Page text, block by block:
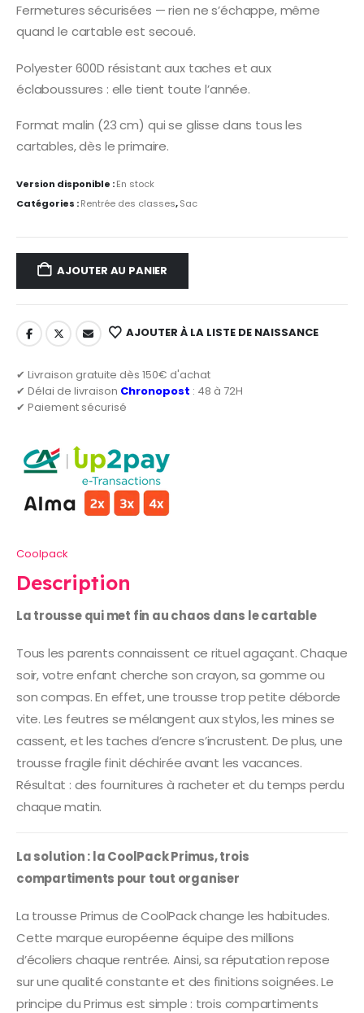
Fermetures sécurisées — rien ne s’échappe, même
quand le cartable est secoué.
Polyester 600D résistant aux taches et aux
éclaboussures : elle tient toute l’année.
Format malin (23 cm) qui se glisse dans tous les
cartables, dès le primaire.
Version disponible :En stock
Catégories :Rentrée des classes,Sac
AJOUTER AU PANIER
AJOUTER À LA LISTE DE NAISSANCE
✔ Livraison gratuite dès 150€ d'achat
✔ Délai de livraison Chronopost : 48 à 72H
✔ Paiement sécurisé
Coolpack
Description
La trousse qui met fin au chaos dans le cartable
Tous les parents connaissent ce rituel agaçant. Chaque
soir, votre enfant cherche son crayon, sa gomme ou
son compas. En effet, une trousse trop petite déborde
vite. Les feutres se mélangent aux stylos, les mines se
cassent, et les taches d’encre s’incrustent. De plus, une
trousse fragile finit déchirée avant les vacances.
Résultat : des fournitures à racheter et du temps perdu
chaque matin.
La solution : la CoolPack Primus, trois
compartiments pour tout organiser
La trousse Primus de CoolPack change les habitudes.
Cette marque européenne équipe des millions
d’écoliers chaque rentrée. Ainsi, sa réputation repose
sur une qualité constante et des finitions soignées. Le
principe du Primus est simple : trois compartiments